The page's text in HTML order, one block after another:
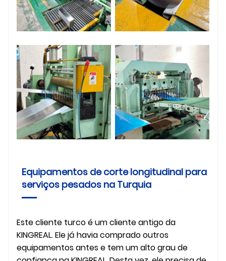
Equipamentos de corte longitudinal para
serviços pesados ​​na Turquia
Este cliente turco é um cliente antigo da
KINGREAL. Ele já havia comprado outros
equipamentos antes e tem um alto grau de